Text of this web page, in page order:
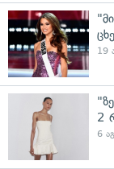
19
2
6